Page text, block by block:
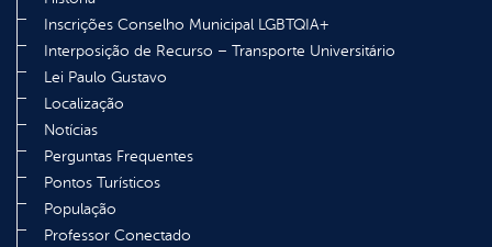
Inscrições Conselho Municipal LGBTQIA+
Interposição de Recurso – Transporte Universitário
Lei Paulo Gustavo
Localização
Notícias
Perguntas Frequentes
Pontos Turísticos
População
Professor Conectado